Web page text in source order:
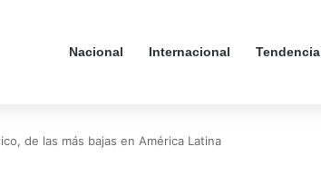
Nacional Internacional Tendencia
de las más bajas en América Latina